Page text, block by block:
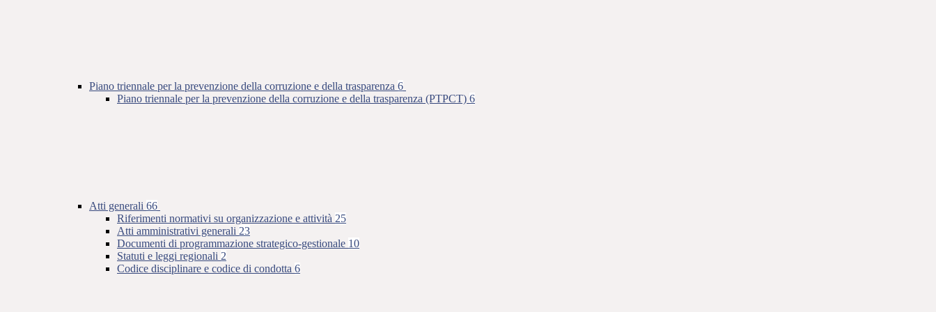
Piano triennale per la prevenzione della corruzione e della trasparenza 6
Piano triennale per la prevenzione della corruzione e della trasparenza (PTPCT) 6
Atti generali 66
Riferimenti normativi su organizzazione e attività 25
Atti amministrativi generali 23
Documenti di programmazione strategico-gestionale 10
Statuti e leggi regionali 2
Codice disciplinare e codice di condotta 6